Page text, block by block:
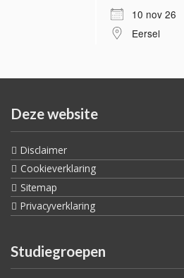
10 nov 26
Eersel
Deze website
Disclaimer
Cookieverklaring
Sitemap
Privacyverklaring
Studiegroepen